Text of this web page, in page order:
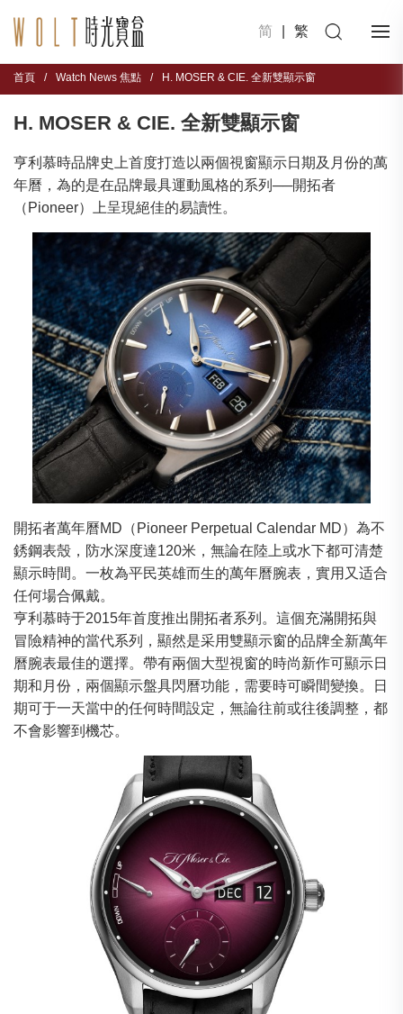
简 繁
首頁 / Watch News 焦點 / H. MOSER & CIE. 全新雙顯示窗
H. MOSER & CIE. 全新雙顯示窗
亨利慕時品牌史上首度打造以兩個視窗顯示日期及月份的萬
年曆，為的是在品牌最具運動風格的系列──開拓者
（Pioneer）上呈現絕佳的易讀性。
開拓者萬年曆MD（Pioneer Perpetual Calendar MD）為不
銹鋼表殼，防水深度達120米，無論在陸上或水下都可清楚
顯示時間。一枚為平民英雄而生的萬年曆腕表，實用又适合
任何場合佩戴。
亨利慕時于2015年首度推出開拓者系列。這個充滿開拓與
冒險精神的當代系列，顯然是采用雙顯示窗的品牌全新萬年
曆腕表最佳的選擇。帶有兩個大型視窗的時尚新作可顯示日
期和月份，兩個顯示盤具閃曆功能，需要時可瞬間變換。日
期可于一天當中的任何時間設定，無論往前或往後調整，都
不會影響到機芯。